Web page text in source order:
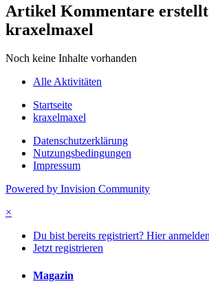
Artikel Kommentare
kraxelmaxel
Noch keine Inhalte vorhanden
Alle Aktivitäten
Startseite
kraxelmaxel
Datenschutzerklärung
Nutzungsbedingungen
Impressum
Powered by Invision Community
×
Du bist bereits registriert? Hier
Jetzt registrieren
Magazin